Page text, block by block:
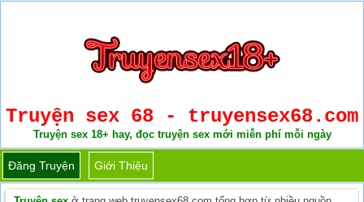
Truyện sex 68 - truyensex68.com
Truyện sex 18+ hay, đọc truyện sex mới miễn phí mỗi ngày
Đăng Truyện Giới Thiệu